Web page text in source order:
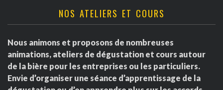
NOS ATELIERS ET COURS
Nous animons et proposons de nombreuses
animations, ateliers de dégustation et cours autour
de la bière pour les entreprises ou les particuliers.
Envie d’organiser une séance d’apprentissage de la